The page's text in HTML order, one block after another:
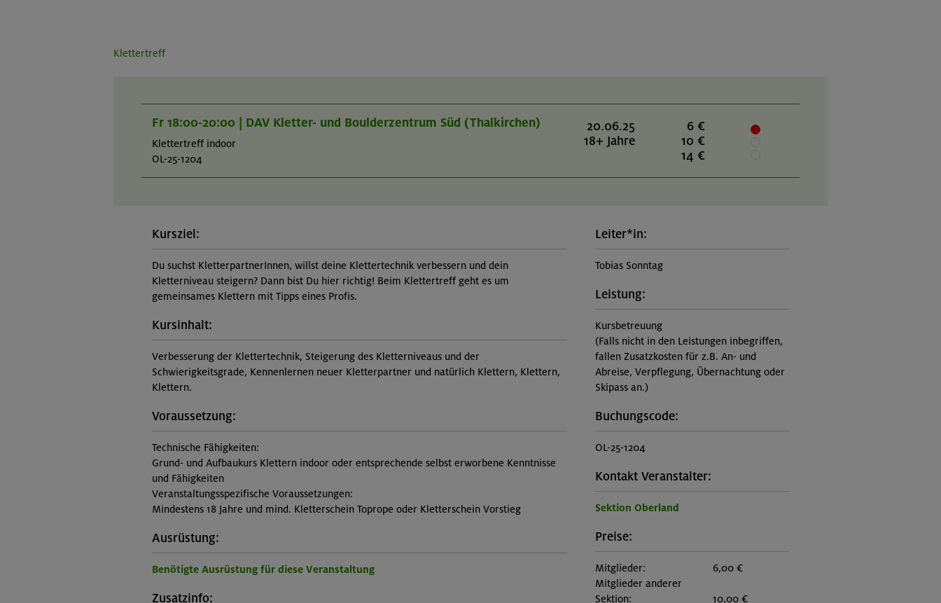
Klettertreff
Fr 18:00-20:00 | DAV Kletter- und Boulderzentrum Süd (Thalkirchen)
Klettertreff indoor
OL-25-1204
20.06.25
18+ Jahre
6 €
10 €
14 €
Kursziel:
Du suchst KletterpartnerInnen, willst deine Klettertechnik verbessern und dein
Kletterniveau steigern? Dann bist Du hier richtig! Beim Klettertreff geht es um
gemeinsames Klettern mit Tipps eines Profis.
Kursinhalt:
Verbesserung der Klettertechnik, Steigerung des Kletterniveaus und der
Schwierigkeitsgrade, Kennenlernen neuer Kletterpartner und natürlich Klettern, Klettern,
Klettern.
Voraussetzung:
Technische Fähigkeiten:
Grund- und Aufbaukurs Klettern indoor oder entsprechende selbst erworbene Kenntnisse
und Fähigkeiten
Veranstaltungsspezifische Voraussetzungen:
Mindestens 18 Jahre und mind. Kletterschein Toprope oder Kletterschein Vorstieg
Ausrüstung:
Benötigte Ausrüstung für diese Veranstaltung
Zusatzinfo:
Leiter*in:
Tobias Sonntag
Leistung:
Kursbetreuung
(Falls nicht in den Leistungen inbegriffen,
fallen Zusatzkosten für z.B. An- und
Abreise, Verpflegung, Übernachtung oder
Skipass an.)
Buchungscode:
OL-25-1204
Kontakt Veranstalter:
Sektion Oberland
Preise:
Mitglieder:
6,00 €
Mitglieder anderer
Sektion:
10,00 €